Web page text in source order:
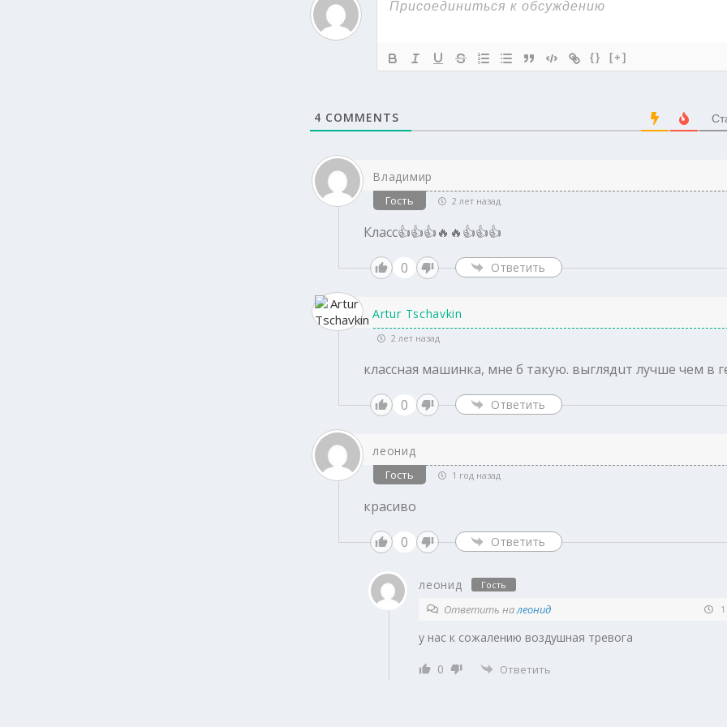
{} [+]
4 COMMENTS
Владимир
Гость 2 лет назад
Класс👍👍👍🔥🔥👍👍👍
0
Ответить
Artur Tschavkin
2 лет назад
классная машинка, мне б такую. выглядuт лучше чем в
0
Ответить
леонид
Гость 1 год назад
красиво
0
Ответить
леонид Гость
Ответить налеонид
у нас к сожалению воздушная тревога
0 Ответить